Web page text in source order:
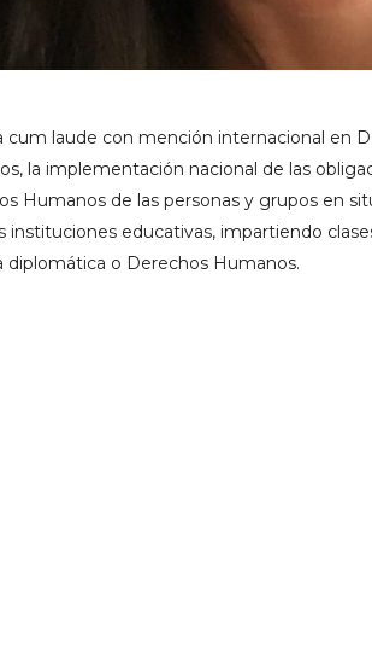
cum laude con mención internacional en
la implementación nacional de las
Humanos de las personas y grupos en
instituciones educativas, impartiendo
diplomática o Derechos Humanos.